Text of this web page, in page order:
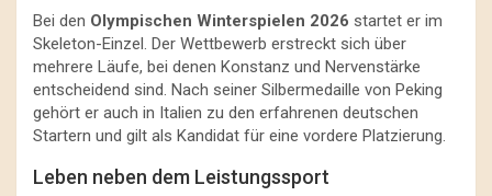
Bei den Olympischen Winterspielen 2026 startet er im
Skeleton-Einzel. Der Wettbewerb erstreckt sich über
mehrere Läufe, bei denen Konstanz und Nervenstärke
entscheidend sind. Nach seiner Silbermedaille von Peking
gehört er auch in Italien zu den erfahrenen deutschen
Startern und gilt als Kandidat für eine vordere Platzierung.
Leben neben dem Leistungssport